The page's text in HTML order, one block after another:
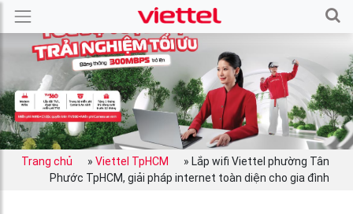
Trang chủ » Viettel TpHCM » Lắp wifi Viettel phường Tân
Phước TpHCM, giải pháp internet toàn diện cho gia đình